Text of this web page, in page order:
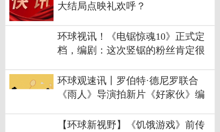
大结局点映礼欢呼？
环球视讯！《电锯惊魂10》正式定
档，编剧：这次竖锯的粉丝肯定很
环球观速讯丨罗伯特·德尼罗联合
《雨人》导演拍新片《好家伙》编
【环球新视野】《饥饿游戏》前传